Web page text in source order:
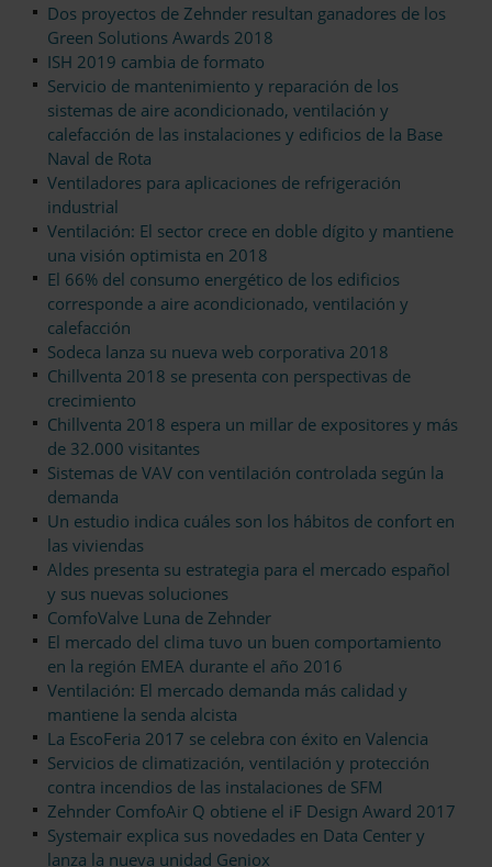
Dos proyectos de Zehnder resultan ganadores de los
Green Solutions Awards 2018
ISH 2019 cambia de formato
Servicio de mantenimiento y reparación de los
sistemas de aire acondicionado, ventilación y
calefacción de las instalaciones y edificios de la Base
Naval de Rota
Ventiladores para aplicaciones de refrigeración
industrial
Ventilación: El sector crece en doble dígito y mantiene
una visión optimista en 2018
El 66% del consumo energético de los edificios
corresponde a aire acondicionado, ventilación y
calefacción
Sodeca lanza su nueva web corporativa 2018
Chillventa 2018 se presenta con perspectivas de
crecimiento
Chillventa 2018 espera un millar de expositores y más
de 32.000 visitantes
Sistemas de VAV con ventilación controlada según la
demanda
Un estudio indica cuáles son los hábitos de confort en
las viviendas
Aldes presenta su estrategia para el mercado español
y sus nuevas soluciones
ComfoValve Luna de Zehnder
El mercado del clima tuvo un buen comportamiento
en la región EMEA durante el año 2016
Ventilación: El mercado demanda más calidad y
mantiene la senda alcista
La EscoFeria 2017 se celebra con éxito en Valencia
Servicios de climatización, ventilación y protección
contra incendios de las instalaciones de SFM
Zehnder ComfoAir Q obtiene el iF Design Award 2017
Systemair explica sus novedades en Data Center y
lanza la nueva unidad Geniox